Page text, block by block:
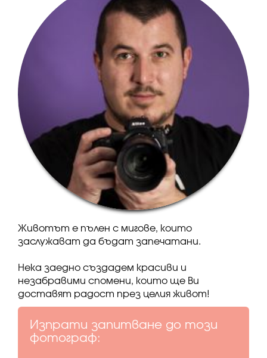
Животът е пълен с мигове, които
заслужават да бъдат запечатани.
Нека заедно създадем красиви и
незабравими спомени, които ще Ви
доставят радост през целия живот!
Изпрати запитване до този
фотограф: